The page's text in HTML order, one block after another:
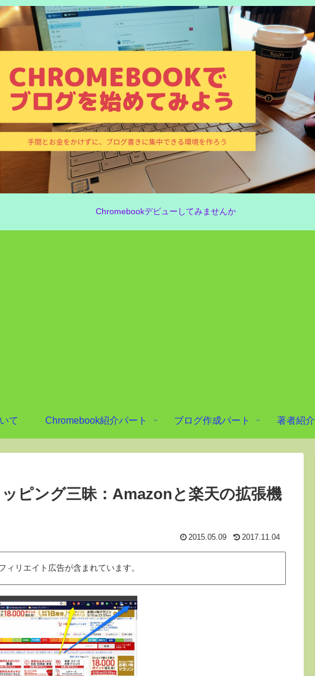
Chromebookデビューしてみませんか
て Chromebook紹介パート ブログ作成パート 著者紹介
ピング三昧：Amazonと楽天の拡張機
2015.05.09 2017.11.04
ィリエイト広告が含まれています。